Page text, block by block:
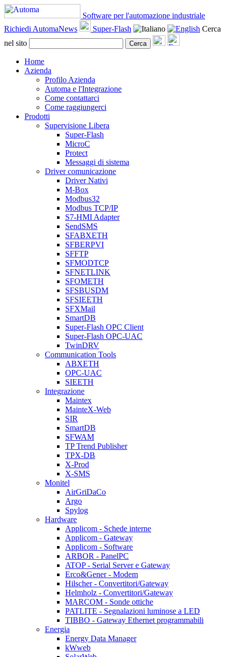
Software per l'automazione industriale
Richiedi AutomaNews
Super-Flash
Cerca
nel sito
Cerca
Home
Azienda
Profilo Azienda
Automa e l'Integrazione
Come contattarci
Come raggiungerci
Prodotti
Supervisione Libera
Super-Flash
MicroC
Protect
Messaggi di sistema
Driver comunicazione
Driver Nativi
M-Box
Modbus32
Modbus TCP/IP
S7-HMI Adapter
SendSMS
SFABXETH
SFBERPVI
SFFTP
SFMODTCP
SFNETLINK
SFOMETH
SFSBUSDM
SFSIEETH
SFXMail
SmartDB
Super-Flash OPC Client
Super-Flash OPC-UAC
TwinDRV
Communication Tools
ABXETH
OPC-UAC
SIEETH
Integrazione
Maintex
MainteX-Web
SIR
SmartDB
SFWAM
TP Trend Publisher
TPX-DB
X-Prod
X-SMS
Monitel
AirGriDaCo
Argo
Spylog
Hardware
Applicom - Schede interne
Applicom - Gateway
Applicom - Software
ARBOR - PanelPC
ATOP - Serial Server e Gateway
Erco&Gener - Modem
Hilscher - Convertitori/Gateway
Helmholz - Convertitori/Gateway
MARCOM - Sonde ottiche
PATLITE - Segnalazioni luminose a LED
TIBBO - Gateway Ethernet programmabili
Energia
Energy Data Manager
kWweb